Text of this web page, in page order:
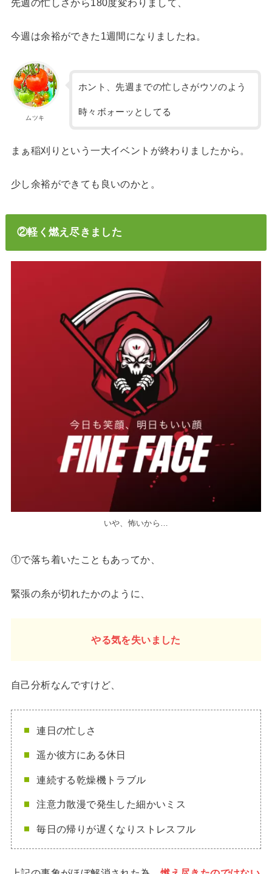
先週の忙しさから180度変わりまして、
今週は余裕ができた1週間になりましたね。
ムツキ
ホント、先週までの忙しさがウソのよう
時々ボォーッとしてる
まぁ稲刈りという一大イベントが終わりましたから。
少し余裕ができても良いのかと。
②軽く燃え尽きました
いや、怖いから…
①で落ち着いたこともあってか、
緊張の糸が切れたかのように、
やる気を失いました
自己分析なんですけど、
連日の忙しさ
遥か彼方にある休日
連続する乾燥機トラブル
注意力散漫で発生した細かいミス
毎日の帰りが遅くなりストレスフル